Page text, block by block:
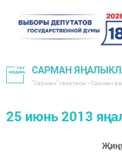
САРМАН
"Сарман" газетасы - Сарман
25 июнь 2013